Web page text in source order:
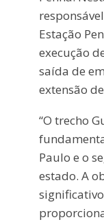
Estação
execução
saída de
extensão
“O trecho
Paulo e o
estado. A